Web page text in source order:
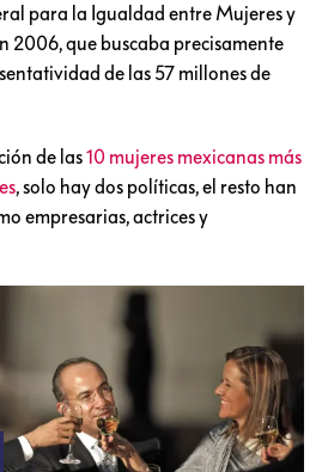
para la Igualdad entre Mujeres y
2006, que buscaba precisamente
de las 57 millones de
de las10 mujeres mexicanas más
, solo hay dos políticas, el resto han
empresarias, actrices y